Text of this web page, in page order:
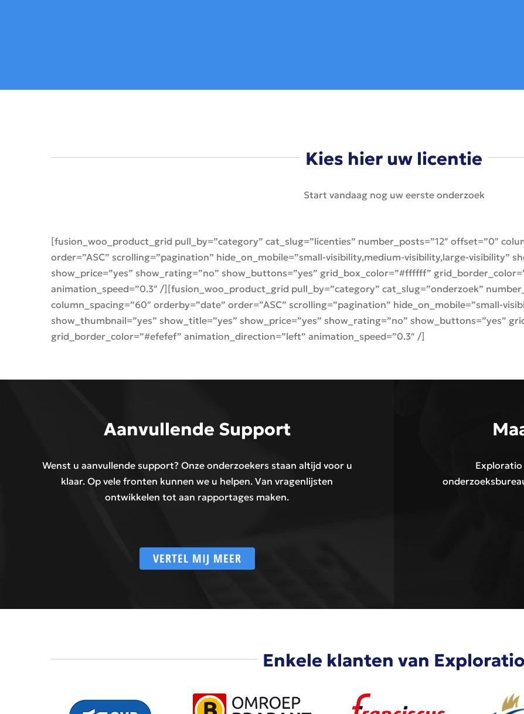
Kies hier uw licentie
Start vandaag nog uw eerste onderzoek
[fusion_woo_product_grid pull_by=”category” cat_slug=”licenties” number_posts=”12″ offset=”0″
order=”ASC” scrolling=”pagination” hide_on_mobile=”small-visibility,medium-visibility,large-visibility”
show_price=”yes” show_rating=”no” show_buttons=”yes” grid_box_color=”#ffffff”
animation_speed=”0.3″ /][fusion_woo_product_grid pull_by=”category” cat_slug=”onderzoek”
column_spacing=”60″ orderby=”date” order=”ASC” scrolling=”pagination” hide_on_mobile=”small-
show_thumbnail=”yes” show_title=”yes” show_price=”yes” show_rating=”no” show_buttons=”yes”
grid_border_color=”#efefef” animation_direction=”left” animation_speed=”0.3″ /]
Aanvullende Support
Wenst u aanvullende support? Onze onderzoekers staan altijd voor u
klaar. Op vele fronten kunnen we u helpen. Van vragenlijsten
ontwikkelen tot aan rapportages maken.
VERTEL MIJ MEER
Exploratio
Enkele klanten van Exploratio